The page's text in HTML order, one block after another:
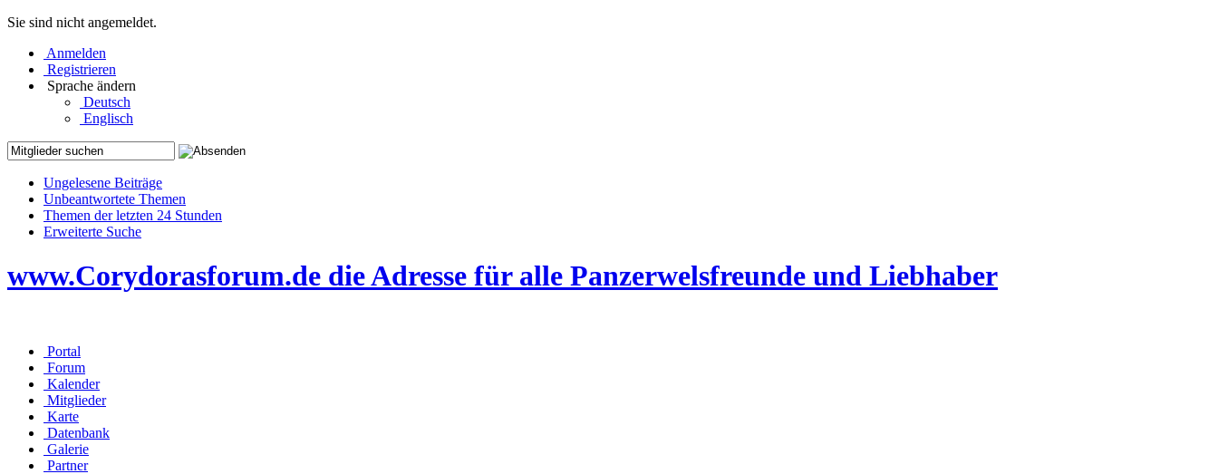
Sie sind nicht angemeldet.
Anmelden
Registrieren
Sprache ändern
Deutsch
Englisch
Ungelesene Beiträge
Unbeantwortete Themen
Themen der letzten 24 Stunden
Erweiterte Suche
www.Corydorasforum.de die Adresse für alle Panzerwelsfreunde und Liebhaber
Portal
Forum
Kalender
Mitglieder
Karte
Datenbank
Galerie
Partner